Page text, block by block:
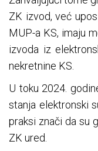
ZK izvod, već
MUP-a KS, imaju
izvoda iz
nekretnine KS.
U toku 2024.
stanja elektronski
praksi znači da su
ZK ured.